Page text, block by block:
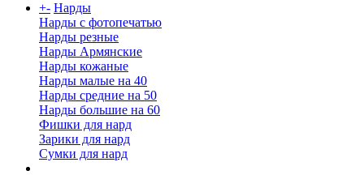
+- Нарды
Нарды с фотопечатью
Нарды резные
Нарды Армянские
Нарды кожаные
Нарды малые на 40
Нарды средние на 50
Нарды большие на 60
Фишки для нард
Зарики для нард
Сумки для нард